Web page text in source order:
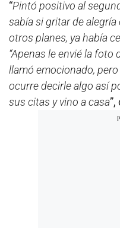
“Pintó positivo al
sabía si gritar de alegría
otros planes, ya había
“Apenas le envié la foto
llamó emocionado,
ocurre decirle algo así
sus citas y vino a casa